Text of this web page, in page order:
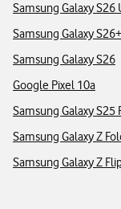
Samsung Galaxy S26
Samsung Galaxy S26+
Samsung Galaxy S26
Google Pixel 10a
Samsung Galaxy S25
Samsung Galaxy Z
Samsung Galaxy Z